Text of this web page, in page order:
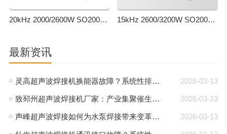
20kHz 2000/2600W SO2000 Easy 声峰超声波焊接机 数字 圆立柱 蓝 15kHz 2600/3200W SO2000 Easy 声峰超声波焊接机 数字 圆立柱 蓝色
最新资讯
2026-03-13
灵高超声波焊接机换能器故障？系统性排查与专业解决方案
2026-03-13
致邳州超声波焊接机厂家：产业集聚催生新机遇，声峰源头工厂邀您抱团发展
2026-03-13
声峰超声波焊接如何为水泵焊接带来变革性优势